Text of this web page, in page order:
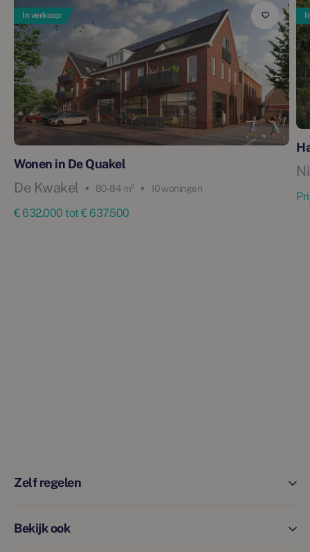
In verkoop
Wonen in De Quakel
De Kwakel 80 - 84 m² 10 woningen
€ 632.000 tot € 637.500
Zelf regelen
Bekijk ook